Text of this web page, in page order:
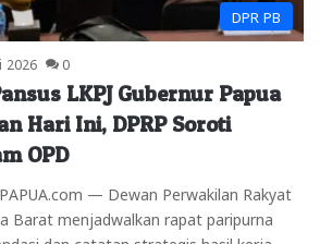
DPR PB
2026 0
LKPJ Gubernur Papua
Hari Ini, DPRP Soroti
OPD
— Dewan Perwakilan Rakyat
Barat menjadwalkan rapat paripurna